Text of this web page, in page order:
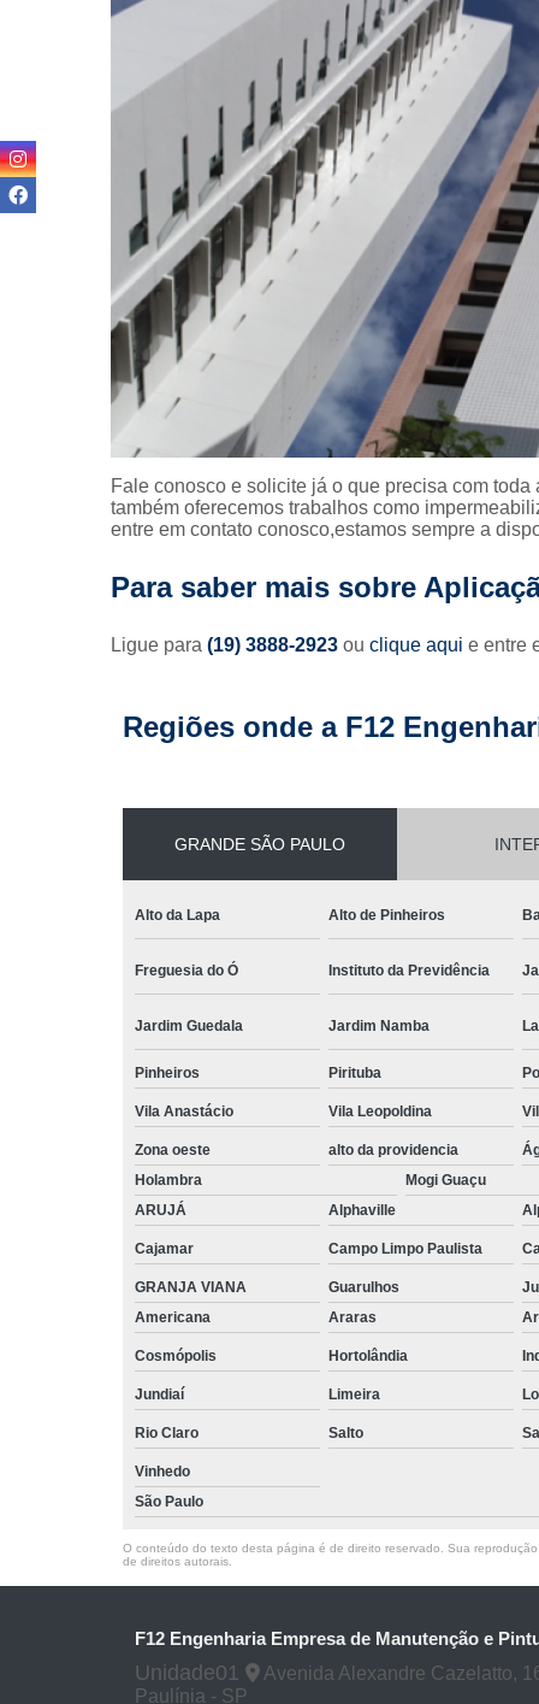
Reformas
prédios
Reformas
Textura
fachadas
Fale conosco e solicite já o que precisa com
também oferecemos trabalhos como
entre em contato conosco,estamos sempre a
Para saber mais sobre
Ligue para (19) 3888-2923 ou clique aqui e entre
Regiões onde a F12
GRANDE SÃO PAULO
Alto da Lapa Alto de Pinheiros
Freguesia do Ó Instituto da Previdência
Jardim Guedala Jardim Namba
Pinheiros Pirituba
Vila Anastácio Vila Leopoldina
Zona oeste alto da providencia
Holambra
Mogi Guaçu
ARUJÁ
Alphaville
Cajamar Campo Limpo Paulista
GRANJA VIANA Guarulhos
Americana
Araras
Cosmópolis Hortolândia
Jundiaí Limeira
Rio Claro Salto
Vinhedo
São Paulo
O conteúdo do texto desta página é de direito reservado. Sua
de direitos autorais
F12 Engenharia Empresa de Manutenção e
Unidade01
Avenida Alexandre Cazelatto,
Paulínia - SP